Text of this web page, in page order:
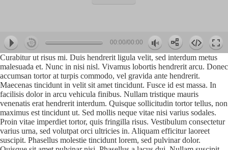
hd2880
hd2160
hd2160
hd1440
highres
hd1080
hd720
large
medium
small
tiny
00:00/00:00
Curabitur ut risus mi. Duis hendrerit ligula velit, sed interdum metus
malesuada et. Nunc in nisi nisl. Vivamus lobortis hendrerit arcu. Donec
accumsan tortor at turpis commodo, vel gravida ante hendrerit.
Maecenas tincidunt in velit sit amet tincidunt. Fusce id est massa. In
facilisis dolor in arcu vehicula finibus. Nullam tristique mauris
venenatis erat hendrerit interdum. Quisque sollicitudin tortor tellus, non
maximus est tincidunt ut. Sed mollis neque vitae nisi varius sodales.
Proin vitae imperdiet tortor, quis fringilla risus. Vestibulum consectetur
varius urna, sed volutpat orci ultricies in. Aliquam efficitur laoreet
suscipit. Phasellus molestie tincidunt lorem, sed pulvinar dolor.